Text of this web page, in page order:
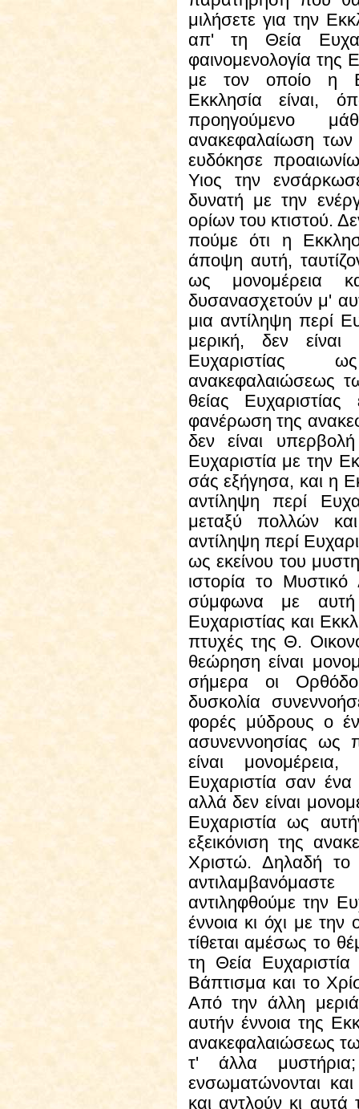
μιλήσετε για την
απ' τη Θεία
φαινομενολογία της
με τον οποίο η
Εκκλησία είναι,
προηγούμενο
ανακεφαλαίωση
ευδόκησε
Υιος την
δυνατή με την
ορίων του κτιστού.
πούμε ότι η
άποψη αυτή,
ως μονομέρεια
δυσανασχετούν μ'
μια αντίληψη περί
μερική, δεν
Ευχαριστίας
ανακεφαλαιώσεως
θείας
φανέρωση της
δεν είναι
Ευχαριστία με την
σάς εξήγησα, και η
αντίληψη περί
μεταξύ πολλών
αντίληψη περί
ως εκείνου του
ιστορία το
σύμφωνα με αυτή
Ευχαριστίας και
πτυχές της Θ.
θεώρηση είναι
σήμερα οι
δυσκολία
φορές μύδρους ο
ασυνεννοησίας ως
είναι
Ευχαριστία σαν
αλλά δεν είναι
Ευχαριστία ως
εξεικόνιση της
Χριστώ. Δηλαδή
αντιληφθούμε την
έννοια κι όχι με
τίθεται αμέσως το
τη Θεία
Βάπτισμα και το
Από την άλλη
αυτήν έννοια της
ανακεφαλαιώσεως
τ' άλλα
ενσωματώνονται
και αντλούν κι